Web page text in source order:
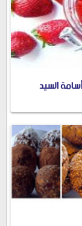
السيد